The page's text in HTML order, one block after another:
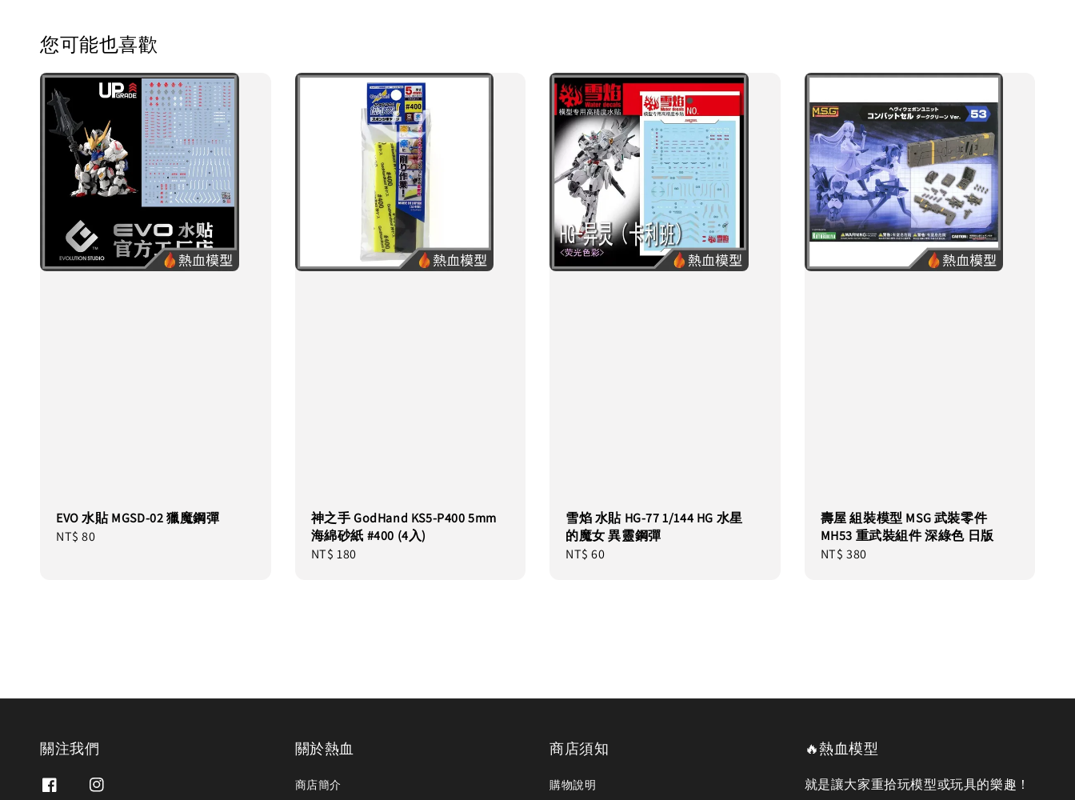
您可能也喜歡
EVO 水貼 MGSD-02 獵魔鋼彈
Regular
NT$ 80
神之手 GodHand KS5-P400 5mm
海綿砂紙 #400 (4入)
Regular
NT$ 180
雪焰 水貼 HG-77 1/144 HG 水星
的魔女 異靈鋼彈
Regular
NT$ 60
壽屋 組裝模型 MSG 武裝零件
MH53 重武裝組件 深綠色 日版
Regular
NT$ 380
關注我們 關於熱血
商店簡介
商店須知
購物說明
🔥熱血模型
就是讓大家重拾玩模型或玩具的樂趣！